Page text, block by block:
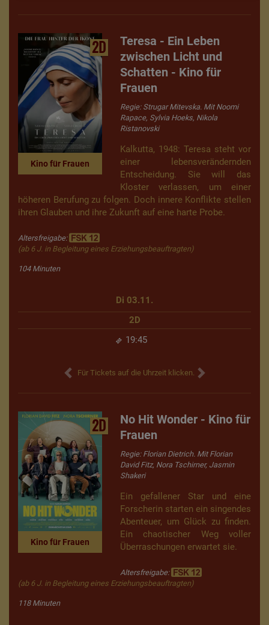
2D
Kino für Frauen
Teresa - Ein Leben
zwischen Licht und
Schatten - Kino für
Frauen
Regie: Strugar Mitevska. Mit Noomi
Rapace, Sylvia Hoeks, Nikola
Ristanovski
Kalkutta, 1948: Teresa steht vor
einer lebensverändernden
Entscheidung. Sie will das
Kloster verlassen, um einer
höheren Berufung zu folgen. Doch innere Konflikte stellen
ihren Glauben und ihre Zukunft auf eine harte Probe.
Altersfreigabe:
(ab 6 J. in Begleitung eines Erziehungsbeauftragten)
104 Minuten
Di 03.11.
2D
19:45
Für Tickets auf die Uhrzeit klicken.
2D
Kino für Frauen
No Hit Wonder - Kino für
Frauen
Regie: Florian Dietrich. Mit Florian
David Fitz, Nora Tschirner, Jasmin
Shakeri
Ein gefallener Star und eine
Forscherin starten ein singendes
Abenteuer, um Glück zu finden.
Ein chaotischer Weg voller
Überraschungen erwartet sie.
Altersfreigabe:
(ab 6 J. in Begleitung eines Erziehungsbeauftragten)
118 Minuten